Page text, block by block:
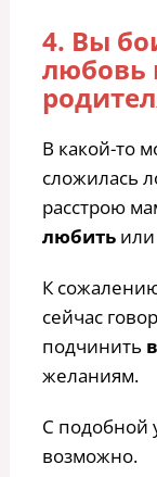
4. Вы
любовь
В какой-то
сложилась
расстрою
любитьили
К
сейчас
подчинить
желаниям.
С подобной
возможно.